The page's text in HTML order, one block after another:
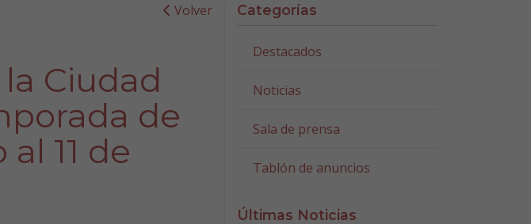
Volver
Ciudad
de
11 de
Categorías
Destacados
Noticias
Sala de prensa
Tablón de anuncios
Últimas Noticias